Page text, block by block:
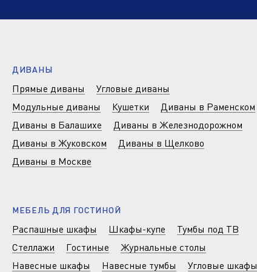
ДИВАНЫ
Прямые диваны
Угловые диваны
Модульные диваны
Кушетки
Диваны в Раменском
Диваны в Балашихе
Диваны в Железнодорожном
Диваны в Жуковском
Диваны в Щелково
Диваны в Москве
МЕБЕЛЬ ДЛЯ ГОСТИНОЙ
Распашные шкафы Шкафы-купе
Тумбы под ТВ
Стеллажи
Гостиные
Журнальные столы
Навесные шкафы
Навесные тумбы Угловые шкафы